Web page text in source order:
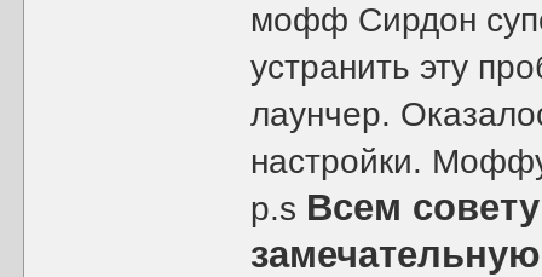
мофф Сирдон
устранить эту
лаунчер.
настройки.
p.s Всем